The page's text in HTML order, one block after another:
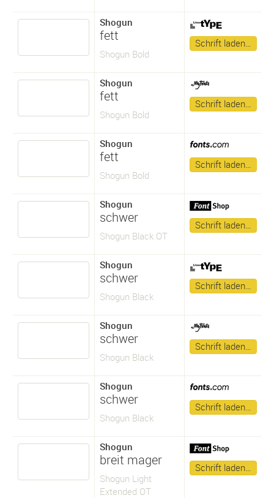
Shogun
fett
Shogun Bold
Schrift laden…
Shogun
fett
Shogun Bold
Schrift laden…
Shogun
fett
Shogun Bold
Schrift laden…
Shogun
schwer
Shogun Black OT
Schrift laden…
Shogun
schwer
Shogun Black
Schrift laden…
Shogun
schwer
Shogun Black
Schrift laden…
Shogun
schwer
Shogun Black
Schrift laden…
Shogun
breit mager
Shogun Light
Extended OT
Schrift laden…